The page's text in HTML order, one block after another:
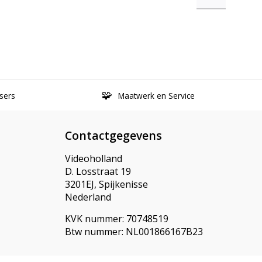
Maatwerk en Service
Contactgegevens
Videoholland
D. Losstraat 19
3201EJ, Spijkenisse
Nederland
KVK nummer: 70748519
Btw nummer: NL001866167B23